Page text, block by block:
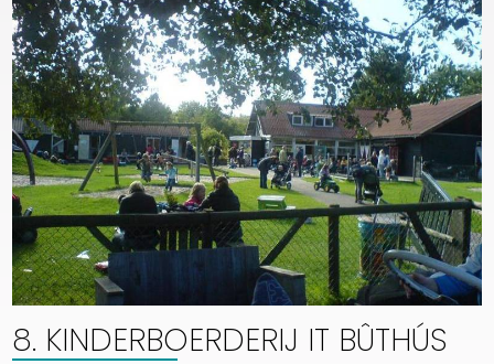
8. KINDERBOERDERIJ IT BÛTHÚS